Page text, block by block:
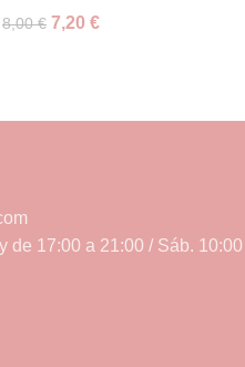
8,00€ 7,20 €
de 17:00 a 21:00 / Sáb. 10:00